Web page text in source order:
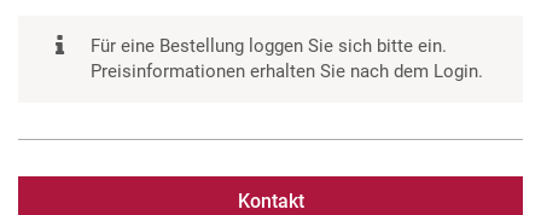
Für eine Bestellung loggen Sie sich bitte ein.
Preisinformationen erhalten Sie nach dem Login.
Kontakt